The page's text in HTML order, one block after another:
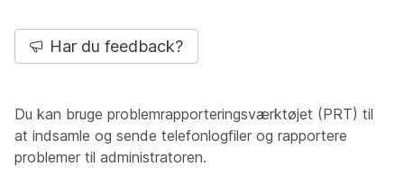
Har du feedback?
Du kan bruge problemrapporteringsværktøjet (PRT) til
at indsamle og sende telefonlogfiler og rapportere
problemer til administratoren.